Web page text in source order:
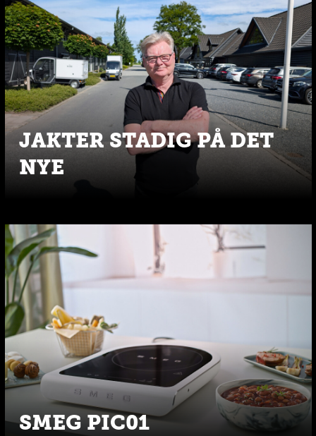
JAKTER STADIG PÅ DET
NYE
SMEG PIC01